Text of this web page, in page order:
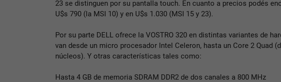
23 se distinguen por su pantalla touch. En cuanto a precios podés
U$s 790 (la MSI 10) y en U$s 1.030 (MSI 15 y 23).
Por su parte DELL ofrece la VOSTRO 320 en distintas variantes de
van desde un micro procesador Intel Celeron, hasta un Core 2 Quad
núcleos). Y otras características tales como:
Hasta 4 GB de memoria SDRAM DDR2 de dos canales a 800 MHz